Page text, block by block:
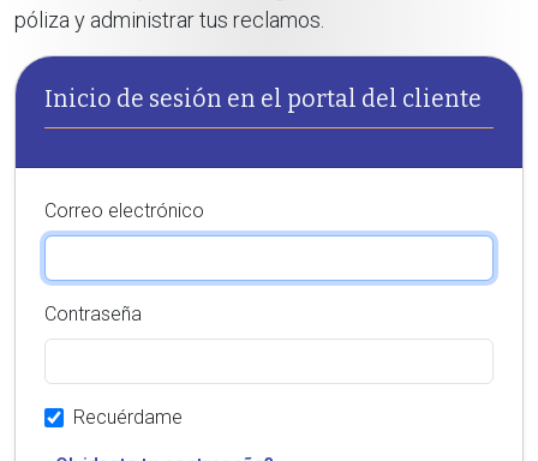
póliza y administrar tus reclamos.
Inicio de sesión en el portal del cliente
Correo electrónico
Contraseña
Recuérdame